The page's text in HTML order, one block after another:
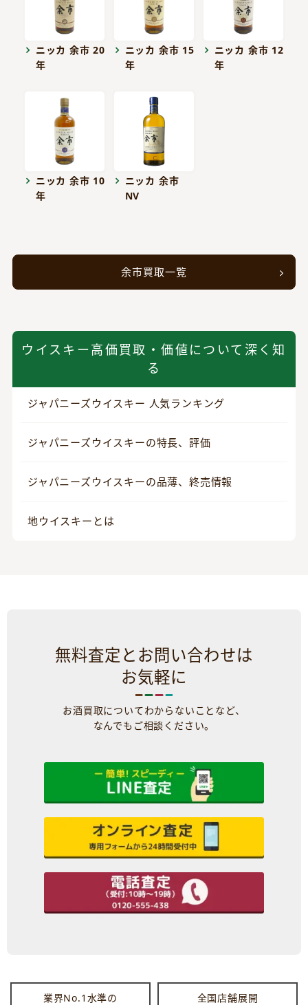
ニッカ 余市 20
年
ニッカ 余市 15
年
ニッカ 余市 12
年
ニッカ 余市 10
年
ニッカ 余市
NV
余市買取一覧
ウイスキー高価買取・価値について深く知
る
ジャパニーズウイスキー 人気ランキング
ジャパニーズウイスキーの特長、評価
ジャパニーズウイスキーの品薄、終売情報
地ウイスキーとは
無料査定とお問い合わせは
お気軽に
お酒買取についてわからないことなど、
なんでもご相談ください。
業界No.1水準の
全国店舗展開